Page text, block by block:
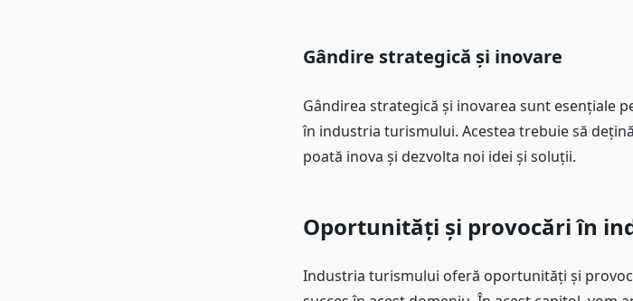
Gândire strategică și inovare
Gândirea strategică și inovarea sunt esențiale
în industria turismului. Acestea trebuie să
poată inova și dezvolta noi idei și soluții.
Oportunități și provocări în
Industria turismului oferă oportunități și